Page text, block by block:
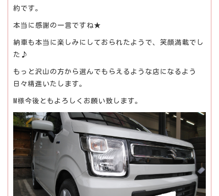
約です。
本当に感謝の一言ですね★
納車も本当に楽しみにしておられたようで、笑顔満載でし
た♪
もっと沢山の方から選んでもらえるような店になるよう
日々精進いたします。
M様今後ともよろしくお願い致します。